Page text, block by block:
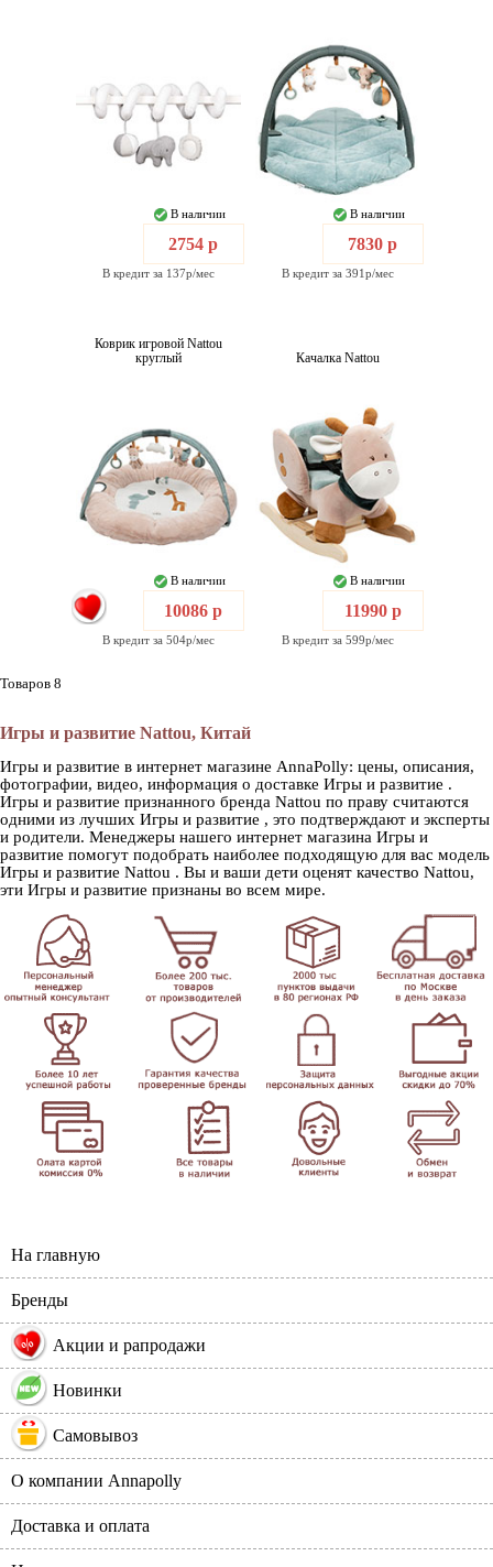
В наличии
2754 р
В кредит за 137р/мес
В наличии
7830 р
В кредит за 391р/мес
Коврик игровой Nattou
круглый
В наличии
10086 р
В кредит за 504р/мес
Качалка Nattou
В наличии
11990 р
В кредит за 599р/мес
Товаров 8
Игры и развитие Nattou, Китай
Игры и развитие в интернет магазине AnnaPolly: цены, описания,
фотографии, видео, информация о доставке Игры и развитие .
Игры и развитие признанного бренда Nattou по праву считаются
одними из лучших Игры и развитие , это подтверждают и эксперты
и родители. Менеджеры нашего интернет магазина Игры и
развитие помогут подобрать наиболее подходящую для вас модель
Игры и развитие Nattou . Вы и ваши дети оценят качество Nattou,
эти Игры и развитие признаны во всем мире.
На главную
Бренды
% Акции и рапродажи
Новинки
Самовывоз
О компании Annapolly
Доставка и оплата